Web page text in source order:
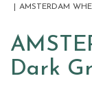
AMSTERDAM
Dark